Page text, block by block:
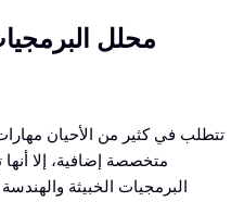
متخصصة إضافية، إلا أنها
البرمجيات الخبيثة